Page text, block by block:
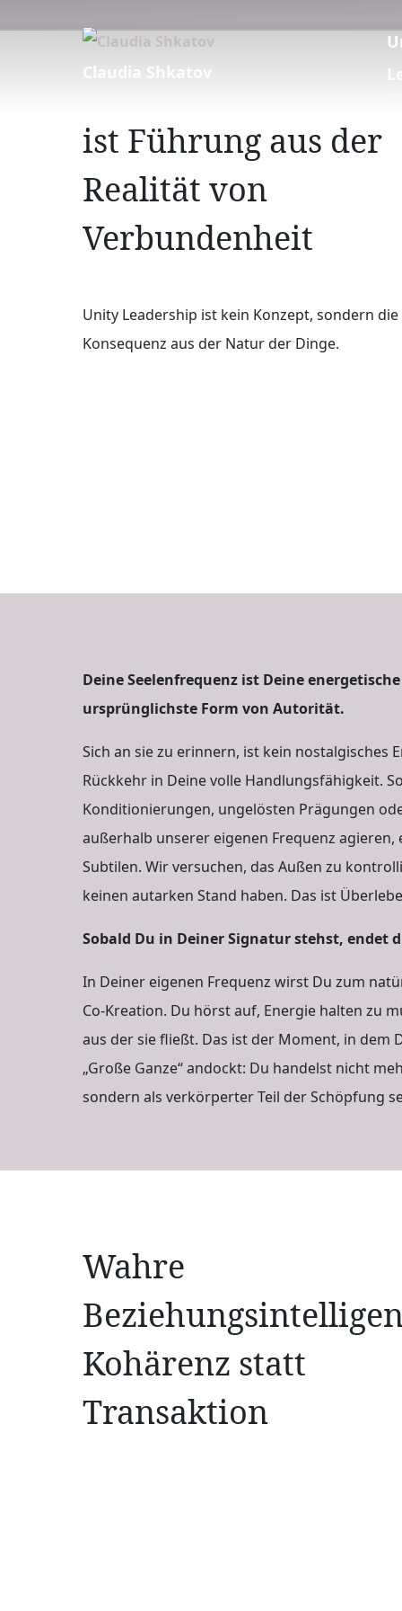
Claudia Shkatov
ist Führung aus der
Realität von
Verbundenheit
Unity Leadership ist kein Konzept, sondern die
Konsequenz aus der Natur der Dinge.
Deine Seelenfrequenz ist Deine
ursprünglichste Form von Autorität.
Sich an sie zu erinnern, ist kein nostalgisches
Rückkehr in Deine volle Handlungsfähigkeit.
Konditionierungen, ungelösten Prägungen
außerhalb unserer eigenen Frequenz
Subtilen. Wir versuchen, das Außen zu
keinen autarken Stand haben. Das ist
Sobald Du in Deiner Signatur stehst, endet
In Deiner eigenen Frequenz wirst Du zum
Co-Kreation. Du hörst auf, Energie halten zu
aus der sie fließt. Das ist der Moment, in dem
„Große Ganze“ andockt: Du handelst nicht
sondern als verkörperter Teil der Schöpfung
Wahre
Kohärenz statt
Transaktion